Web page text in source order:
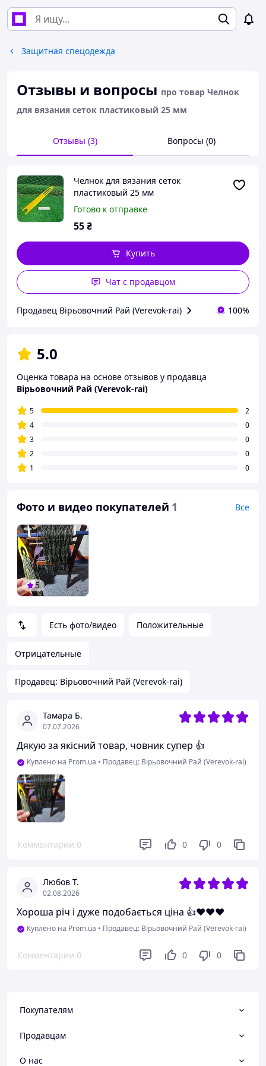
Защитная спецодежда
Отзывы и вопросы про товар Челнок
для вязания сеток пластиковый 25 мм
Отзывы (3) Вопросы (0)
Есть фото/видео Положительные
Отрицательные
Продавец: Вірьовочний Рай (Verevok-rai)
Тамара Б.
07.07.2026
Дякую за якісний товар, човник супер 👍
Куплено на Prom.ua • Продавец: Вірьовочний Рай (Verevok-rai)
Комментарии 0 0 0
Любов Т.
02.08.2026
Хороша річ і дуже подобається ціна 👍♥️♥️❤️
Куплено на Prom.ua • Продавец: Вірьовочний Рай (Verevok-rai)
Комментарии 0 0 0
Челнок для вязания сеток
пластиковый 25 мм
Готово к отправке
55₴
Купить
Чат с продавцом
Продавец Вірьовочний Рай (Verevok-rai) 100%
5.0
Оценка товара на основе отзывов у продавца
Вірьовочний Рай (Verevok-rai)
5
2
4
0
3
0
2
0
1
0
Фото и видео покупателей 1 Все
5
Покупателям
Продавцам
О нас